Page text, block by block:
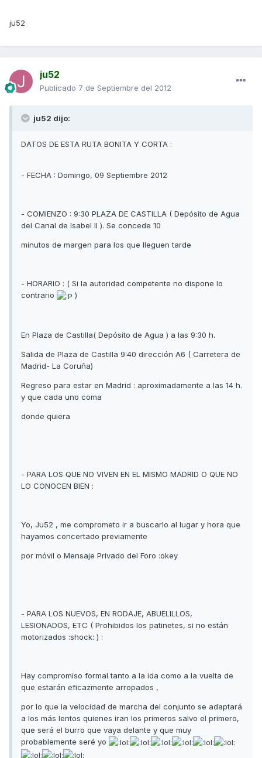
ju52
ju52
Publicado 7 de Septiembre del 2012
ju52 dijo:
DATOS DE ESTA RUTA BONITA Y CORTA :
- FECHA : Domingo, 09 Septiembre 2012
- COMIENZO : 9:30 PLAZA DE CASTILLA ( Depósito de Agua
del Canal de Isabel II ). Se concede 10
minutos de margen para los que lleguen tarde
- HORARIO : ( Si la autoridad competente no dispone lo
contrario
)
En Plaza de Castilla( Depósito de Agua ) a las 9:30 h.
Salida de Plaza de Castilla 9:40 dirección A6 ( Carretera de
Madrid- La Coruña)
Regreso para estar en Madrid : aproximadamente a las 14 h.
y que cada uno coma
donde quiera
- PARA LOS QUE NO VIVEN EN EL MISMO MADRID O QUE NO
LO CONOCEN BIEN :
Yo, Ju52 , me comprometo ir a buscarlo al lugar y hora que
hayamos concertado previamente
por móvil o Mensaje Privado del Foro :okey
- PARA LOS NUEVOS, EN RODAJE, ABUELILLOS,
LESIONADOS, ETC ( Prohibidos los patinetes, si no están
motorizados :shock: ) :
Hay compromiso formal tanto a la ida como a la vuelta de
que estarán eficazmente arropados ,
por lo que la velocidad de marcha del conjunto se adaptará
a los más lentos quienes iran los primeros salvo el primero,
que será el burro que vaya delante y que muy
probablemente seré yo